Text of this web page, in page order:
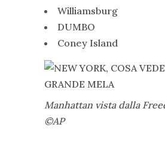
Williamsburg
DUMBO
Coney Island
Manhattan vista dalla
©AP